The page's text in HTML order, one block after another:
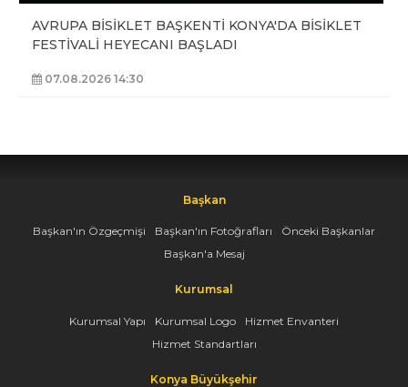
AVRUPA BİSİKLET BAŞKENTİ KONYA'DA BİSİKLET
FESTİVALİ HEYECANI BAŞLADI
07.08.2026 14:30
Başkan
Başkan'ın Özgeçmişi Başkan'ın Fotoğrafları
Önceki Başkanlar
Başkan'a Mesaj
Kurumsal
Kurumsal Yapı Kurumsal Logo
Hizmet Envanteri
Hizmet Standartları
Konya Büyükşehir